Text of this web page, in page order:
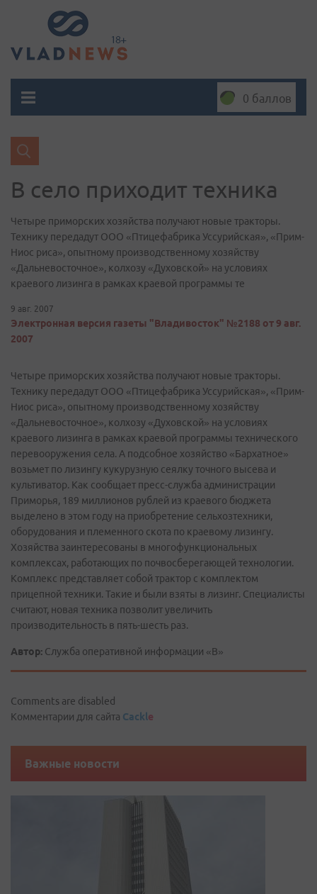
0 баллов
В село приходит техника
Четыре приморских хозяйства получают новые тракторы.
Технику передадут ООО «Птицефабрика Уссурийская», «Прим-
Ниос риса», опытному производственному хозяйству
«Дальневосточное», колхозу «Духовской» на условиях
краевого лизинга в рамках краевой программы те
9 авг. 2007
Электронная версия газеты "Владивосток" №2188 от 9 авг.
2007
Четыре приморских хозяйства получают новые тракторы.
Технику передадут ООО «Птицефабрика Уссурийская», «Прим-
Ниос риса», опытному производственному хозяйству
«Дальневосточное», колхозу «Духовской» на условиях
краевого лизинга в рамках краевой программы технического
перевооружения села. А подсобное хозяйство «Бархатное»
возьмет по лизингу кукурузную сеялку точного высева и
культиватор. Как сообщает пресс-служба администрации
Приморья, 189 миллионов рублей из краевого бюджета
выделено в этом году на приобретение сельхозтехники,
оборудования и племенного скота по краевому лизингу.
Хозяйства заинтересованы в многофункциональных
комплексах, работающих по почвосберегающей технологии.
Комплекс представляет собой трактор с комплектом
прицепной техники. Такие и были взяты в лизинг. Специалисты
считают, новая техника позволит увеличить
производительность в пять-шесть раз.
Автор: Служба оперативной информации «В»
Comments are disabled
Комментарии для сайта Cackle
Важные новости